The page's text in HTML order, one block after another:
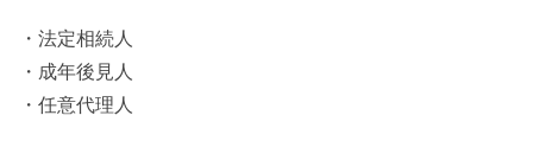
・法定相続人
・成年後見人
・任意代理人